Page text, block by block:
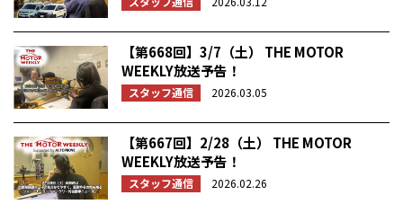
【第668回】3/7（土） THE MOTOR
WEEKLY放送予告！
スタッフ通信 2026.03.05
【第667回】2/28（土） THE MOTOR
WEEKLY放送予告！
スタッフ通信 2026.02.26